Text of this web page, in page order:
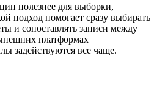
полезнее для выборки,
подход помогает сразу выбирать
и сопоставлять записи между
платформах
задействуются все чаще.